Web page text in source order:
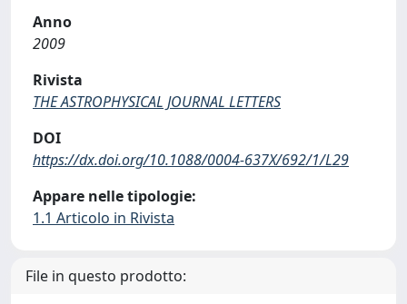
Anno
2009
Rivista
THE ASTROPHYSICAL JOURNAL LETTERS
DOI
https://dx.doi.org/10.1088/0004-637X/692/1/L29
Appare nelle tipologie:
1.1 Articolo in Rivista
File in questo prodotto: